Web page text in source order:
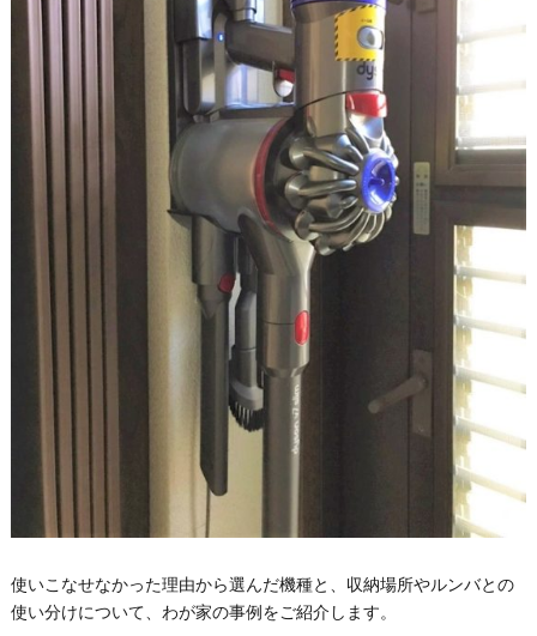
使いこなせなかった理由から選んだ機種と、収納場所やルンバとの
使い分けについて、わが家の事例をご紹介します。